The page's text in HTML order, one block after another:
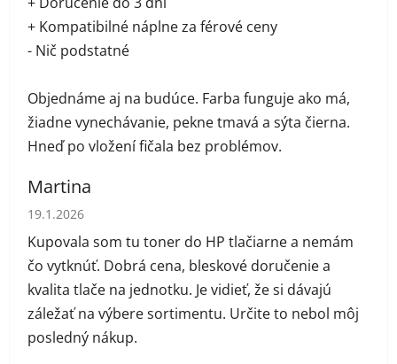
+ Kompatibilné náplne za férové ceny
- Nič podstatné
Objednáme aj na budúce. Farba funguje ako má,
žiadne vynechávanie, pekne tmavá a sýta čierna.
Hneď po vložení fičala bez problémov.
Martina
Hodnotenie obchodu je 5 z 5 hviezdičiek.
19.1.2026
Kupovala som tu toner do HP tlačiarne a nemám
čo vytknúť. Dobrá cena, bleskové doručenie a
kvalita tlače na jednotku. Je vidieť, že si dávajú
záležať na výbere sortimentu. Určite to nebol môj
posledný nákup.